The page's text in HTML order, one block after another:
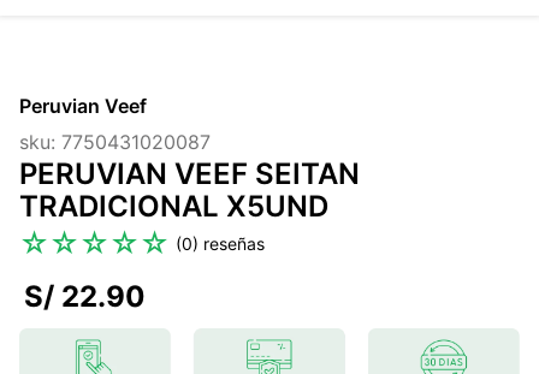
2.
citrato magnesio
3.
colageno
4.
lab nutrition
5 .
kefir
melena leon
Peruvian Veef
sku: 7750431020087
PERUVIAN VEEF SEITAN
TRADICIONAL X5UND
☆☆☆☆☆ (0)
S/ 22.90